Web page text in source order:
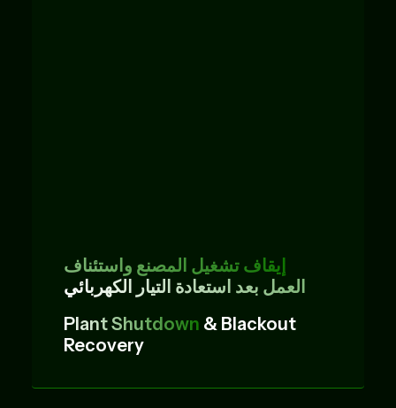
إيقاف تشغيل المصنع واستئناف
العمل بعد استعادة التيار الكهربائي
Plant Shutdown & Blackout
Recovery